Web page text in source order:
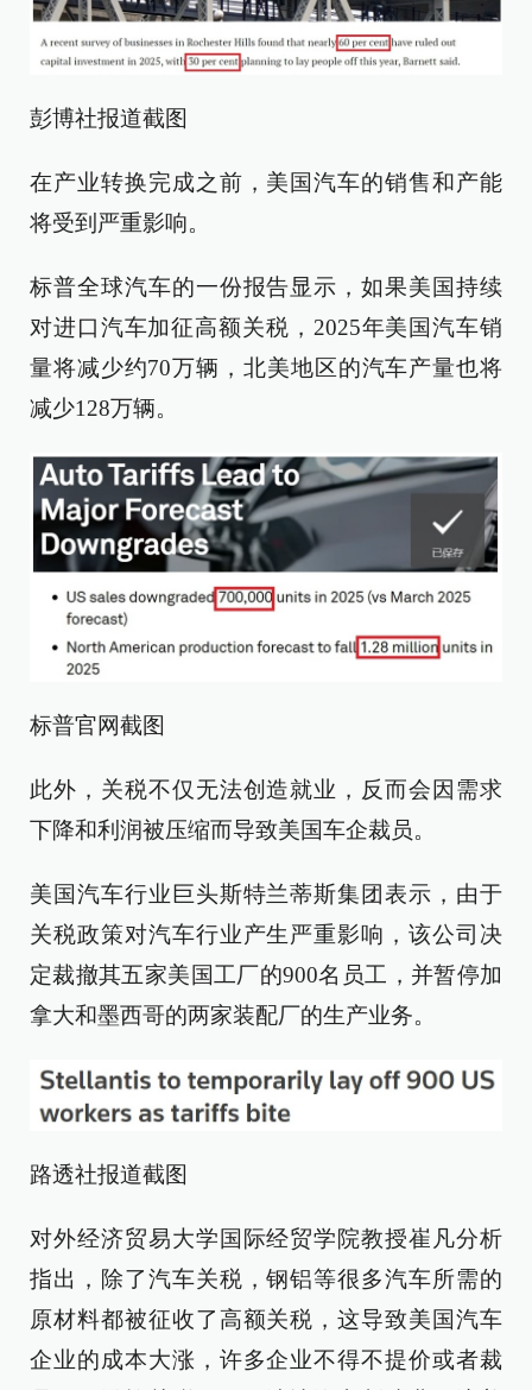
彭博社报道截图
在产业转换完成之前，美国汽车的销售和产能
将受到严重影响。
标普全球汽车的一份报告显示，如果美国持续
对进口汽车加征高额关税，2025年美国汽车销
量将减少约70万辆，北美地区的汽车产量也将
减少128万辆。
标普官网截图
此外，关税不仅无法创造就业，反而会因需求
下降和利润被压缩而导致美国车企裁员。
美国汽车行业巨头斯特兰蒂斯集团表示，由于
关税政策对汽车行业产生严重影响，该公司决
定裁撤其五家美国工厂的900名员工，并暂停加
拿大和墨西哥的两家装配厂的生产业务。
路透社报道截图
对外经济贸易大学国际经贸学院教授崔凡分析
指出，除了汽车关税，钢铝等很多汽车所需的
原材料都被征收了高额关税，这导致美国汽车
企业的成本大涨，许多企业不得不提价或者裁